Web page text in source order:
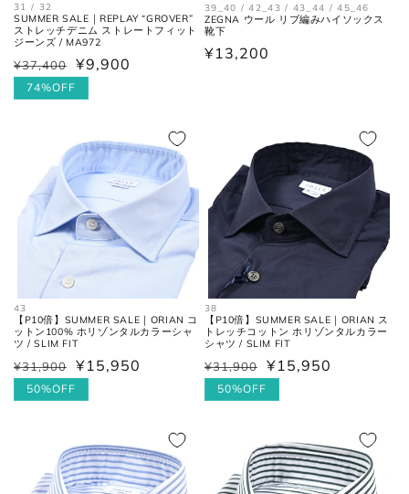
31 / 32
SUMMER SALE｜REPLAY “GROVER”
ストレッチデニム ストレートフィット
ジーンズ / MA972
通
常
¥37,400
セ
ー
¥9,900
74%OFF
39_40 / 42_43 / 43_44 / 45_46
ZEGNA ウール リブ編みハイソックス
靴下
通
¥13,200
43
【P10倍】SUMMER SALE｜ORIAN コ
ットン100% ホリゾンタルカラーシャ
ツ / SLIM FIT
通
常
¥31,900
セ
ー
¥15,950
50%OFF
38
【P10倍】SUMMER SALE｜ORIAN ス
トレッチコットン ホリゾンタルカラー
シャツ / SLIM FIT
通
常
¥31,900
セ
ー
¥15,950
50%OFF
の最大幅。
ヒール
高さ
ヒールの上端と下端を結んだ長
お直しについてはこちらのページでご確認
ください。